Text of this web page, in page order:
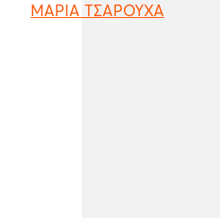
ΜΑΡΙΑ ΤΣΑΡΟΥΧΑ